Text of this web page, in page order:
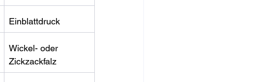
Einblattdruck
Wickel- oder
Zickzackfalz